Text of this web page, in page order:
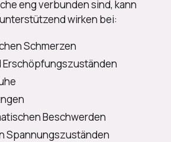
eng verbunden sind, kann
wirken bei:
Schmerzen
Erschöpfungszuständen
Beschwerden
Spannungszuständen